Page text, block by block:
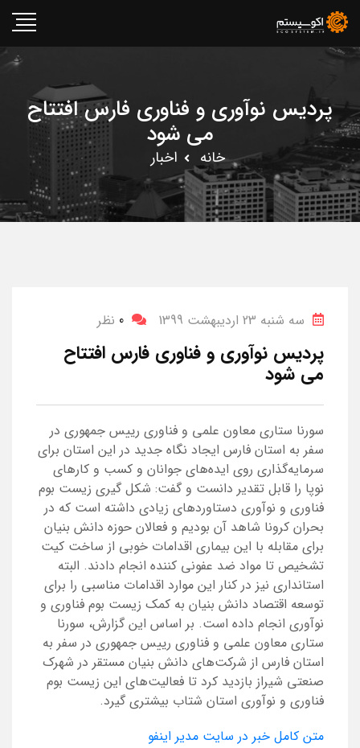
پردیس نوآوری و فناوری فارس افتتاح
می شود
خانه اخبار
سه شنبه 23 اردیبهشت 1399 0 نظر
پردیس نوآوری و فناوری فارس افتتاح
می شود
سورنا ستاری معاون علمی و فناوری رییس جمهوری در
سفر به استان فارس ایجاد نگاه جدید در این استان برای
سرمایه‌گذاری روی ایده‌های جوانان و کسب و کارهای
نوپا را قابل تقدیر دانست و گفت: شکل گیری زیست بوم
فناوری و نوآوری دستاوردهای زیادی داشته است که در
بحران کرونا شاهد آن بودیم و فعالان حوزه دانش بنیان
برای مقابله با این بیماری اقدامات خوبی از ساخت کیت
تشخیص تا مواد ضد عفونی کننده انجام دادند. البته
استانداری نیز در کنار این موارد اقدامات مناسبی را برای
توسعه اقتصاد دانش بنیان به کمک زیست بوم فناوری و
نوآوری انجام داده است. بر اساس این گزارش، سورنا
ستاری معاون علمی و فناوری رییس جمهوری در سفر به
استان فارس از شرکت‌های دانش بنیان مستقر در شهرک
صنعتی شیراز بازدید کرد تا فعالیت‌های این زیست بوم
فناوری و نوآوری استان شتاب بیشتری گیرد.
متن کامل خبر در سایت مدیر اینفو